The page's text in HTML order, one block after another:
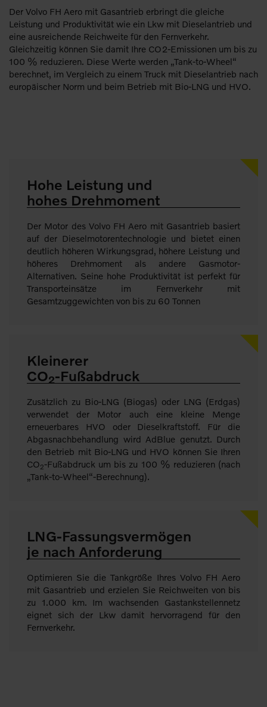
Der Volvo FH Aero mit Gasantrieb erbringt die gleiche
Leistung und Produktivität wie ein Lkw mit Dieselantrieb und
eine ausreichende Reichweite für den Fernverkehr.
Gleichzeitig können Sie damit Ihre CO2-Emissionen um bis zu
100 % reduzieren. Diese Werte werden „Tank-to-Wheel“
berechnet, im Vergleich zu einem Truck mit Dieselantrieb nach
europäischer Norm und beim Betrieb mit Bio-LNG und HVO.
Hohe Leistung und
hohes Drehmoment
Der Motor des Volvo FH Aero mit Gasantrieb basiert
auf der Dieselmotorentechnologie und bietet einen
deutlich höheren Wirkungsgrad, höhere Leistung und
höheres Drehmoment als andere Gasmotor-
Alternativen. Seine hohe Produktivität ist perfekt für
Transporteinsätze im Fernverkehr mit
Gesamtzuggewichten von bis zu 60 Tonnen
Kleinerer
CO2-Fußabdruck
Zusätzlich zu Bio-LNG (Biogas) oder LNG (Erdgas)
verwendet der Motor auch eine kleine Menge
erneuerbares HVO oder Dieselkraftstoff. Für die
Abgasnachbehandlung wird AdBlue genutzt. Durch
den Betrieb mit Bio-LNG und HVO können Sie Ihren
CO2-Fußabdruck um bis zu 100 % reduzieren (nach
„Tank-to-Wheel“-Berechnung).
LNG-Fassungsvermögen
je nach Anforderung
Optimieren Sie die Tankgröße Ihres Volvo FH Aero
mit Gasantrieb und erzielen Sie Reichweiten von bis
zu 1.000 km. Im wachsenden Gastankstellennetz
eignet sich der Lkw damit hervorragend für den
Fernverkehr.